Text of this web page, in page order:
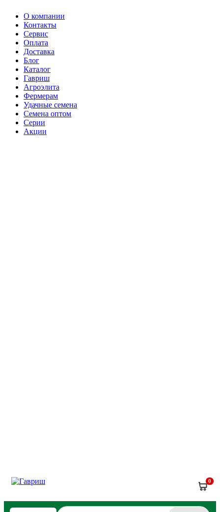
О компании
Контакты
Сервис
Оплата
Доставка
Блог
Каталог
Гавриш
Агроэлита
Фермерам
Удачные семена
Семена оптом
Серии
Акции
0